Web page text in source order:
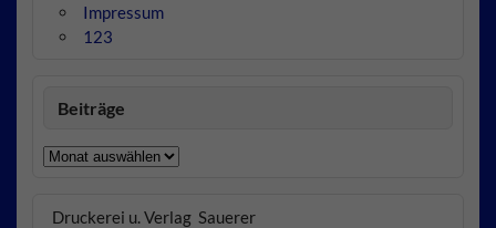
Impressum
123
Beiträge
Beiträge
Druckerei u. Verlag Sauerer